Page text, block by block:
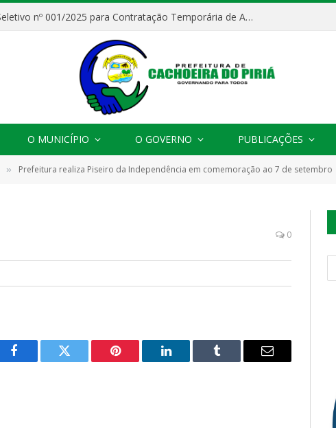
Processo Seletivo nº 001/2025 para Contratação Temporária de Agentes Comunitários de Saúde (ACS)
O MUNICÍPIO O GOVERNO PUBLICAÇÕES
» Prefeitura realiza Piseiro da Independência em comemoração ao 7 de setembro
0
Facebook Twitter Pinterest LinkedIn Tumblr
E-